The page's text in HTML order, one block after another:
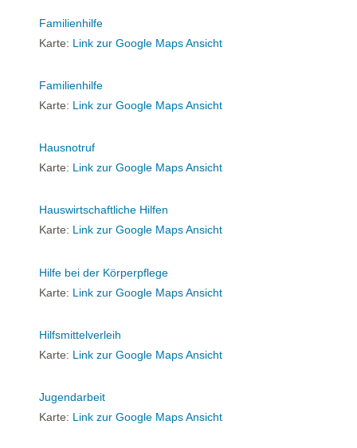
Familienhilfe
Karte: Link zur Google Maps Ansicht
Familienhilfe
Karte: Link zur Google Maps Ansicht
Hausnotruf
Karte: Link zur Google Maps Ansicht
Hauswirtschaftliche Hilfen
Karte: Link zur Google Maps Ansicht
Hilfe bei der Körperpflege
Karte: Link zur Google Maps Ansicht
Hilfsmittelverleih
Karte: Link zur Google Maps Ansicht
Jugendarbeit
Karte: Link zur Google Maps Ansicht